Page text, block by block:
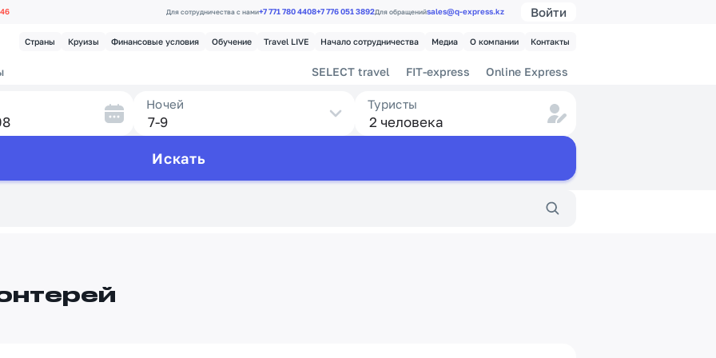
Для сотрудничества с нами+7 771 780 4408+7 776 051 3892Для обращенийsales@q-express.kz Войти
Страны Круизы Финансовые условия Обучение Travel LIVE Начало сотрудничества Медиа О компании Контакты
SELECT travel FIT-express Online Express
Ночей Туристы
Искать